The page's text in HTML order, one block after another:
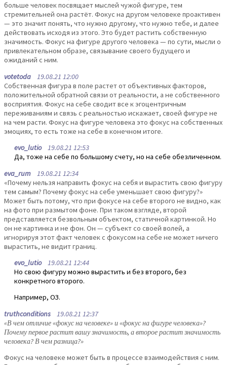
больше человек посвящает мыслей чужой фигуре, тем
стремительней она растёт. Фокус на другом человеке проактивен
— это значит понять, что нужно другому, что нужно тебе, и далее
действовать исходя из этого. Это будет растить собственную
значимость. Фокус на фигуре другого человека — по сути, мысли о
привлекательном образе, связывание своего будущего и
ожиданий с ним.
votetoda 19.08.21 12:00
Собственная фигура в поле растет от объективных факторов,
положительной обратной связи от реальности, а не собственного
восприятия. Фокус на себе сводит все к эгоцентричным
переживаниям и связь с реальностью искажает, своей фигуре не
на чем расти. Фокус на фигуре человека это фокус на собственных
эмоциях, то есть тоже на себе в конечном итоге.
evo_lutio19.08.21 12:53
Да, тоже на себе по большому счету, но на себе обезличенном.
eva_rum 19.08.21 12:34
«Почему нельзя направить фокус на себя и вырастить свою фигуру
тем самым? Почему фокус на себе уменьшает свою фигуру?»
Может быть потому, что при фокусе на себе второго не видно, как
на фото при размытом фоне. При таком взгляде, второй
представляется безвольным объектом, статичной картинкой. Но
он не картинка и не фон. Он — субъект со своей волей, а
игнорируя этот факт человек с фокусом на себе не может ничего
вырастить, не видит границ.
evo_lutio19.08.21 12:44
Но свою фигуру можно вырастить и без второго, без
конкретного второго.
Например, ОЗ.
truthconditions 19.08.21 12:37
«В чем отличие «фокус на человеке» и «фокус на фигуре человека»?
Почему первое растит вашу значимость, а второе растит значимость
человека? В чем разница?»
Фокус на человеке может быть в процессе взаимодействия с ним.